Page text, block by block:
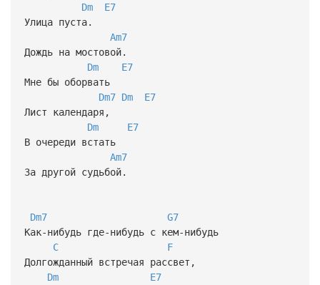
Dm
E7
Улица пуста.
Am7
Дождь на мостовой.
Dm
E7
Мне бы оборвать
Dm7 Dm
E7
Лист календаря,
Dm
E7
В очереди встать
Am7
За другой судьбой.
Dm7
G7
Как-нибудь где-нибудь с кем-нибудь
C
F
Долгожданный встречая рассвет,
Dm
E7